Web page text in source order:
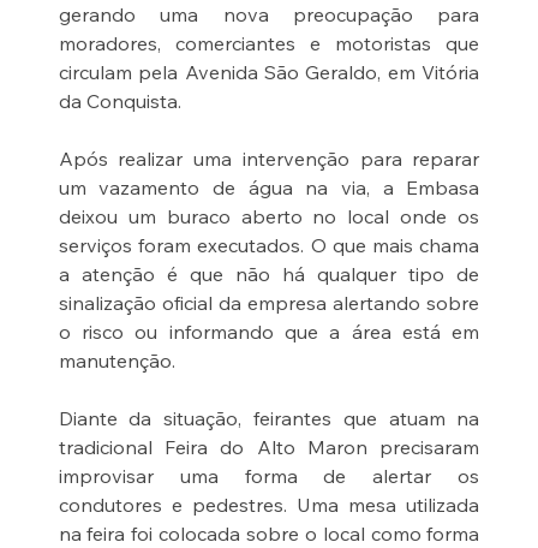
gerando uma nova preocupação para
moradores, comerciantes e motoristas que
circulam pela Avenida São Geraldo, em Vitória
da Conquista.
Após realizar uma intervenção para reparar
um vazamento de água na via, a Embasa
deixou um buraco aberto no local onde os
serviços foram executados. O que mais chama
a atenção é que não há qualquer tipo de
sinalização oficial da empresa alertando sobre
o risco ou informando que a área está em
manutenção.
Diante da situação, feirantes que atuam na
tradicional Feira do Alto Maron precisaram
improvisar uma forma de alertar os
condutores e pedestres. Uma mesa utilizada
na feira foi colocada sobre o local como forma